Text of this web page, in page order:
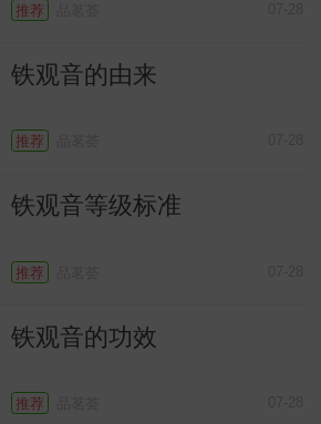
推荐
铁观音的由来
推荐
铁观音等级标准
推荐
铁观音的功效
推荐